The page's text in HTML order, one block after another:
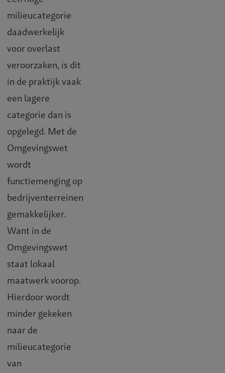
milieucategorie
daadwerkelijk
voor overlast
veroorzaken, is dit
in de praktijk vaak
een lagere
categorie dan is
opgelegd. Met de
Omgevingswet
wordt
functiemenging op
bedrijventerreinen
gemakkelijker.
Want in de
Omgevingswet
staat lokaal
maatwerk voorop.
Hierdoor wordt
minder gekeken
naar de
milieucategorie
van